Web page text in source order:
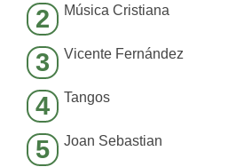
2 Música Cristiana
3 Vicente Fernández
4 Tangos
5 Joan Sebastian